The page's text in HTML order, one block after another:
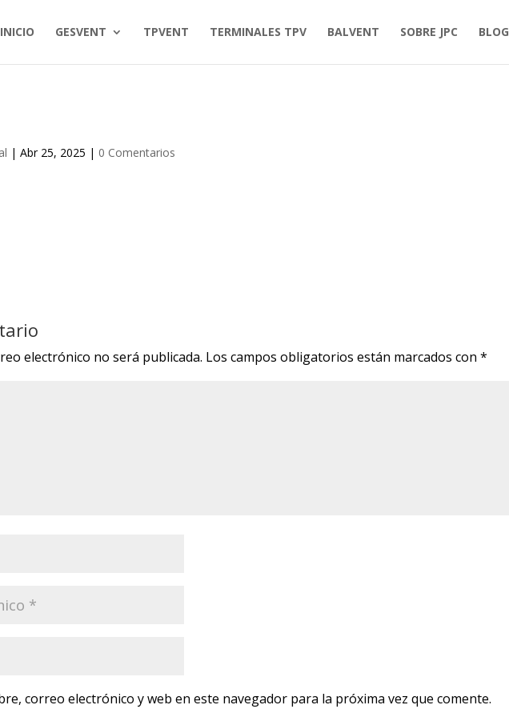
INICIO GESVENT TPVENT TERMINALES TPV BALVENT SOBRE JPC BLOG
|Abr 25, 2025 | 0 Comentarios
electrónico no será publicada. Los campos obligatorios están marcados con*
correo electrónico y web en este navegador para la próxima vez que comente.